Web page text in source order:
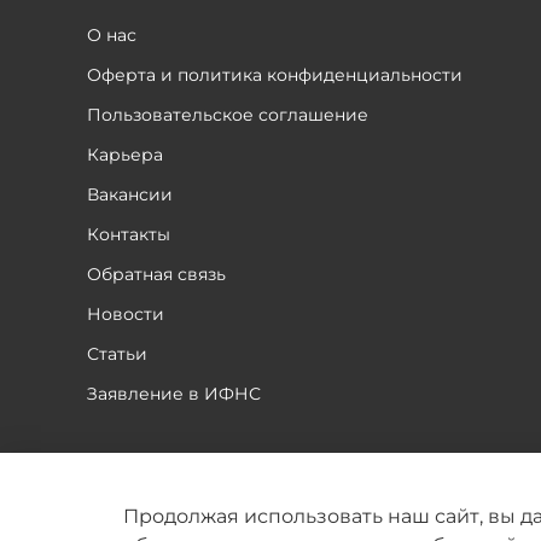
О нас
Оферта и политика конфиденциальности
Пользовательское соглашение
Карьера
Вакансии
Контакты
Обратная связь
Новости
Статьи
Заявление в ИФНС
Все материалы, размещенные на сайте являются
Продолжая использовать наш сайт, вы